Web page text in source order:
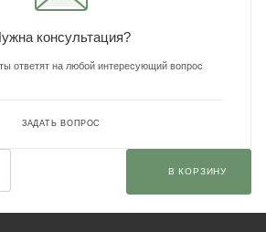
консультация?
ответят на любой интересующий вопрос
ЗАДАТЬ ВОПРОС
В КОРЗИНУ